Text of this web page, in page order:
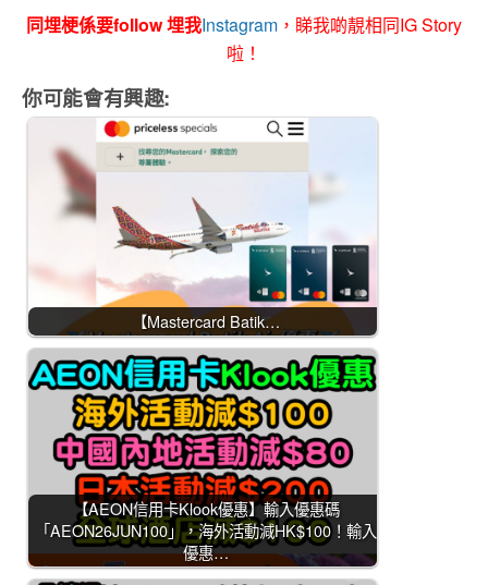
同埋梗係要follow 埋我Instagram ，睇我啲靚相同IG Story
啦！
你可能會有興趣:
【Mastercard Batik…
【AEON信用卡Klook優惠】輸入優惠碼
「AEON26JUN100」，海外活動減HK$100！輸入
優惠…